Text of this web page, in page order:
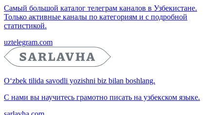
Самый большой каталог телеграм каналов в Узбекистане.
Только активные каналы по категориям и с подробной
статистикой.
uztelegram.com
O‘zbek tilida savodli yozishni biz bilan boshlang.
С нами вы научитесь грамотно писать на узбекском языке.